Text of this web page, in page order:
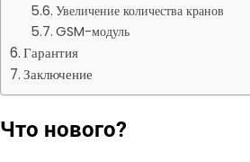
Увеличение количества кранов
GSM-модуль
Гарантия
Заключение
Что нового?